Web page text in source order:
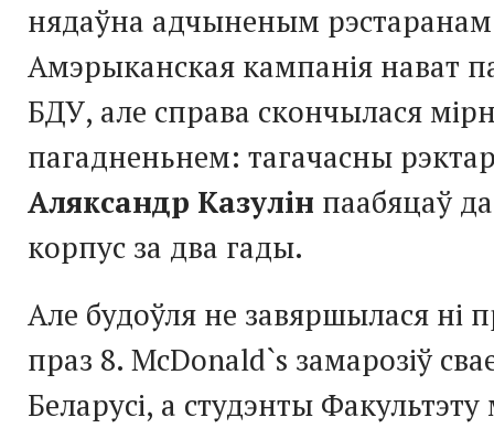
нядаўна адчыненым рэстаранам
Амэрыканская кампанія нават
БДУ, але справа скончылася
пагадненьнем: тагачасны
Аляксандр Казулін паабяцаў
корпус за два гады.
Але будоўля не завяршылася ні
праз 8. McDonald`s замарозіў
Беларусі, а студэнты